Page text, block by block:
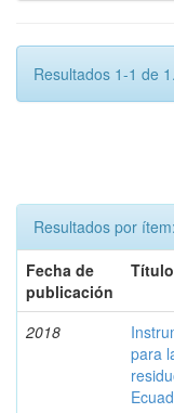
Resultados 1-1 de 1.
Resultados por ítem:
Fecha de
publicación
Título
2018
para